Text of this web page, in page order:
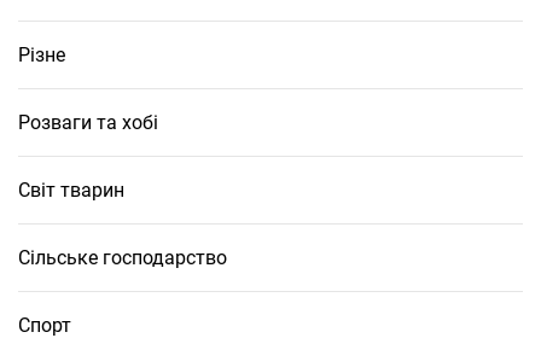
Різне
Розваги та хобі
Світ тварин
Сільське господарство
Спорт